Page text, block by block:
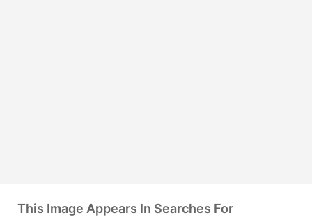
This Image Appears In Searches For